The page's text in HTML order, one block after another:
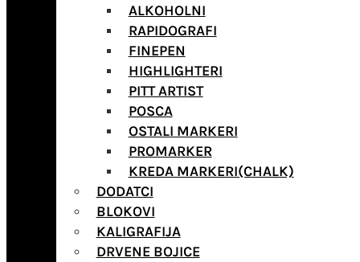
ALKOHOLNI
RAPIDOGRAFI
FINEPEN
HIGHLIGHTERI
PITT ARTIST
POSCA
OSTALI MARKERI
PROMARKER
KREDA MARKERI(CHALK)
DODATCI
BLOKOVI
KALIGRAFIJA
DRVENE BOJICE